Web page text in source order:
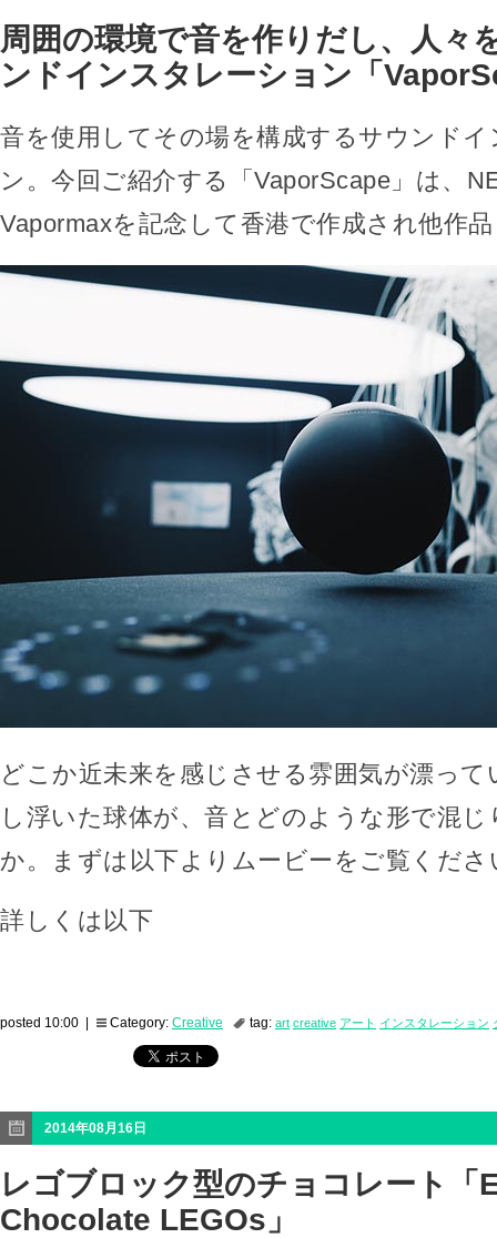
周囲の環境で音を作りだし、人々
ンドインスタレーション「
音を使用してその場を構成するサウンド
ン。今回ご紹介する「VaporScape」は、
Vapormaxを記念して香港で作成され他作
どこか近未来を感じさせる雰囲気が漂っ
し浮いた球体が、音とどのような形で混
か。まずは以下よりムービーをご覧くださ
詳しくは以下
posted 10:00 | Category: Creative tag: art creative アート インスタレーション
2014年08月16日
レゴブロック型のチョコレート「
Chocolate LEGOs」